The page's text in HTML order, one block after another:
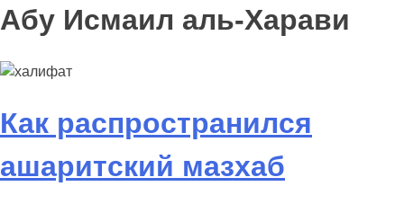
Абу Исмаил аль-Харави
Как распространился
ашаритский мазхаб